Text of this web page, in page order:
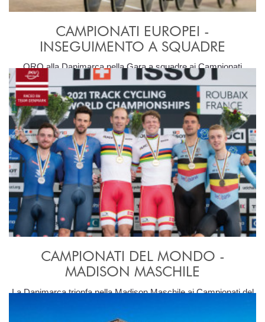
CAMPIONATI EUROPEI -
INSEGUIMENTO A SQUADRE
ORO alla Danimarca nella Gara a squadre ai Campionati
Europei di Ciclismo su Pista
CAMPIONATI DEL MONDO -
MADISON MASCHILE
La Danimarca trionfa nella Madison Maschile ai Campionati del